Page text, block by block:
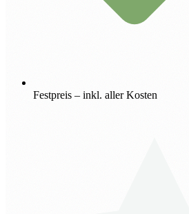
Festpreis – inkl. aller Kosten